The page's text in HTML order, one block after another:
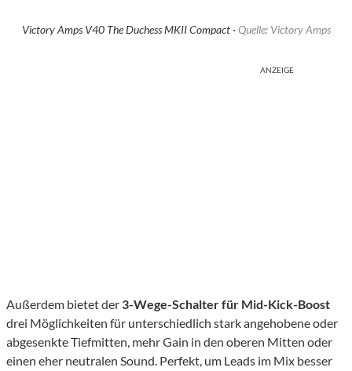
Victory Amps V40 The Duchess MKII Compact · Quelle: Victory Amps
ANZEIGE
Außerdem bietet der 3-Wege-Schalter für Mid-Kick-Boost
drei Möglichkeiten für unterschiedlich stark angehobene oder
abgesenkte Tiefmitten, mehr Gain in den oberen Mitten oder
einen eher neutralen Sound. Perfekt, um Leads im Mix besser